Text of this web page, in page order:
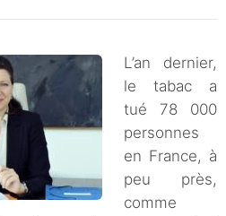
L’an dernier,
le tabac a
tué 78 000
personnes
en France, à
peu près,
comme